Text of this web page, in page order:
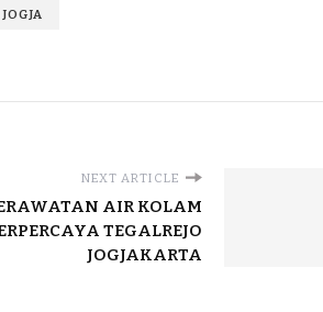
NEXT ARTICLE
AIR KOLAM
TEGALREJO
JOGJAKARTA